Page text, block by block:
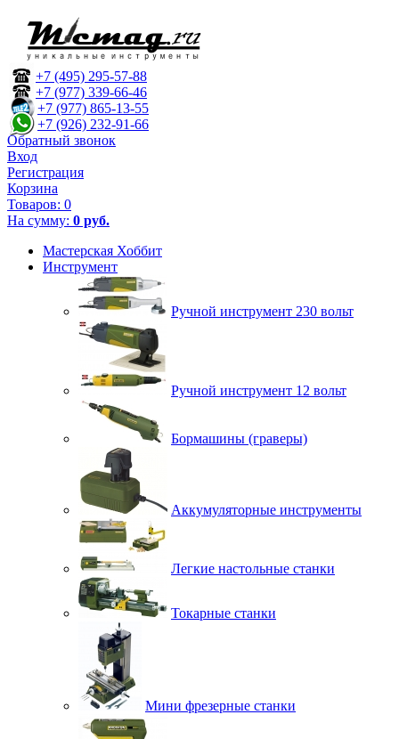
+7 (495) 295-57-88
+7 (977) 339-66-46
+7 (977) 865-13-55
+7 (926) 232-91-66
Обратный звонок
Вход
Регистрация
Корзина
Товаров: 0
На сумму: 0 руб.
Мастерская Хоббит
Инструмент
Ручной инструмент 230 вольт
Ручной инструмент 12 вольт
Бормашины (граверы)
Аккумуляторные инструменты
Легкие настольные станки
Токарные станки
Мини фрезерные станки